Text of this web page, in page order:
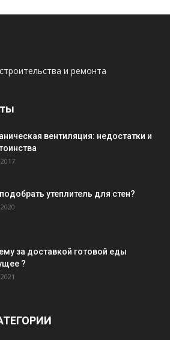
и ремонта
вентиляция: недостатки и
утеплитель для стен?
за доставкой готовой еды
?